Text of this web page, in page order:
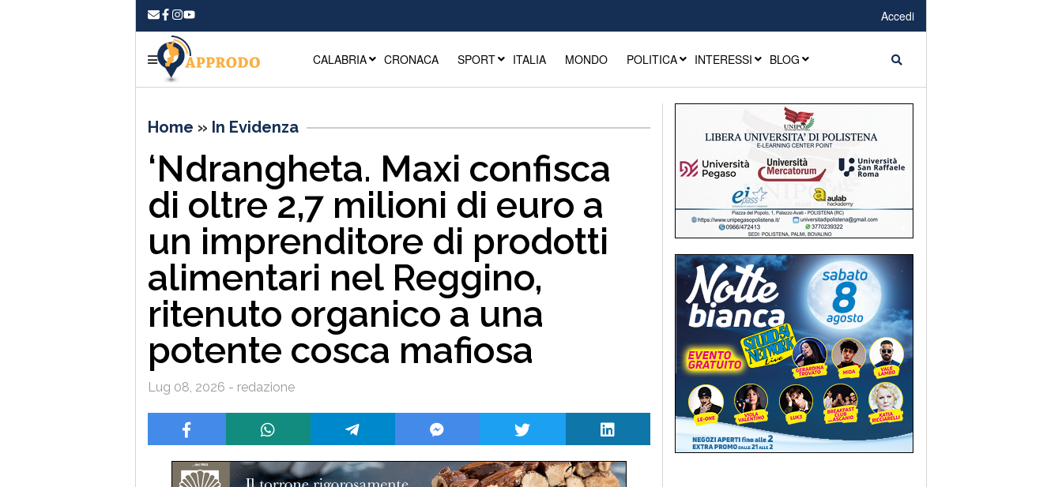
Accedi
CALABRIA CRONACA SPORT ITALIA MONDO POLITICA INTERESSI BLOG
Home » In Evidenza
‘Ndrangheta. Maxi confisca
di oltre 2,7 milioni di euro a
un imprenditore di prodotti
alimentari nel Reggino,
ritenuto organico a una
potente cosca mafiosa
Lug 08, 2026 - redazione